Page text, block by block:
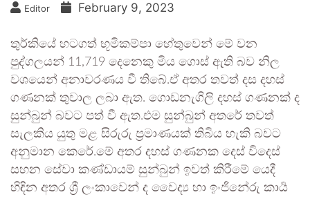
Editor February 9, 2023
තුර්කියේ හටගත් භූමිකම්පා හේතුවෙන් මේ වන
පුද්ගලයන් 11,719 දෙනෙකු මිය ගොස් ඇති බව නිල
වශයෙන් අනාවරණය වී තිබේ.ඒ අතර තවත් දස දහස්
ගණනක් තුවාල ලබා ඇත. ගොඩනැගිලි දහස් ගණනක් ද
සුන්බුන් බවට පත් වී ඇත.එම සුන්බුන් අතරේ තවත්
සැලකිය යුතු මළ සිරුරු ප්‍රමාණයක් තිබිය හැකි බවට
අනුමාන කෙරේ.මේ අතර දහස් ගණනක දෙස් විදෙස්
සහන සේවා කණ්ඩායම් සුන්බුන් ඉවත් කිරීමේ යෙදී
හිඳින අතර ශ්‍රී ලංකාවෙන් ද වෛද්‍ය හා ඉංජිනේරු කාර්‍ය